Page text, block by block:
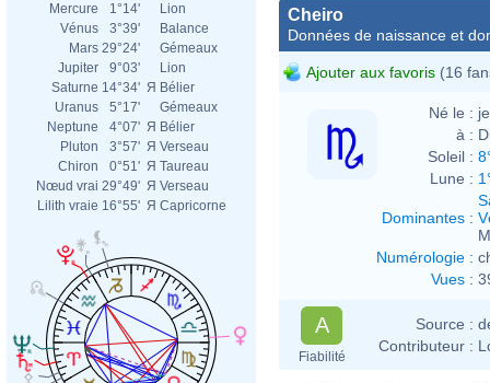
Mercure
1°14'
Lion
Vénus
3°39'
Balance
Mars 29°24'
Gémeaux
Jupiter
9°03'
Lion
Saturne 14°34' Я Bélier
Uranus
5°17'
Gémeaux
Neptune
4°07' Я Bélier
Pluton
3°57' Я Verseau
Chiron
0°51' Я Taureau
Nœud vrai 29°49' Я Verseau
Lilith vraie 16°55' Я Capricorne
Cheiro
Données de naissance et
Ajouter aux favoris (16
Né le :
à :
Soleil :
Lune :
Dominantes :
Numérologie :
Vues :
A
Fiabilité
Source :
Contributeur :